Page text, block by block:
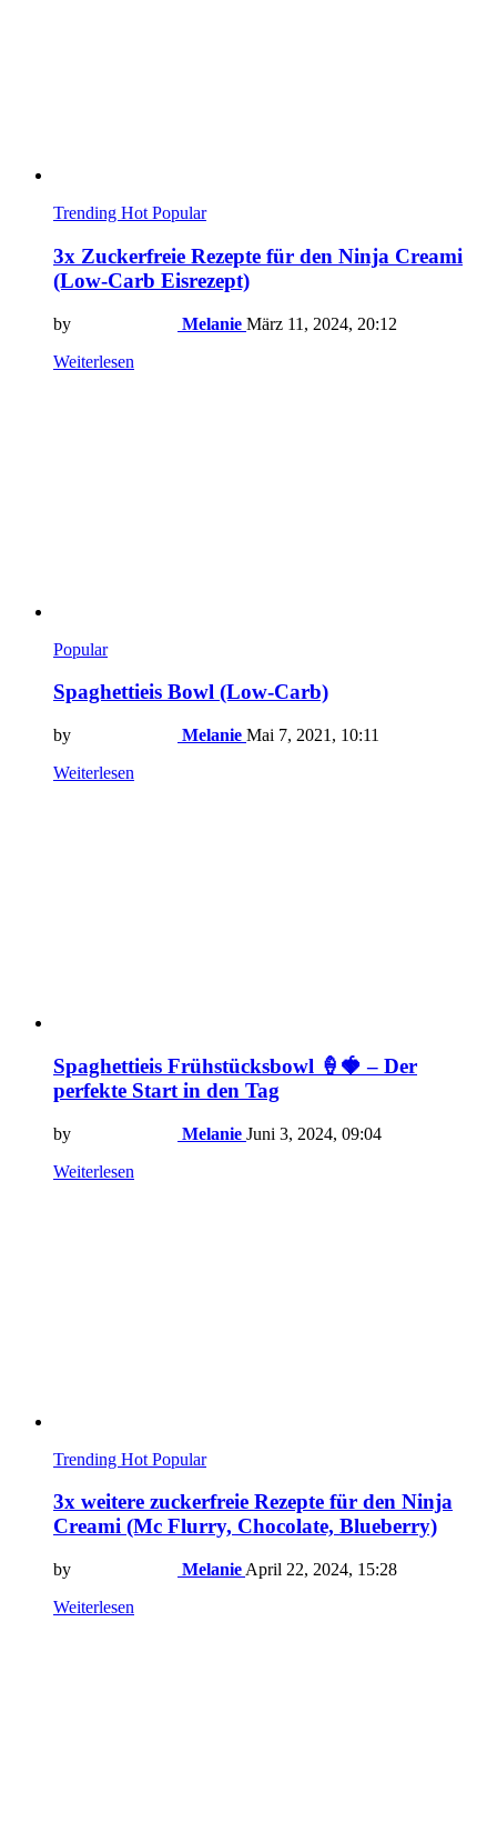
Trending Hot Popular
3x Zuckerfreie Rezepte für den Ninja Creami
(Low-Carb Eisrezept)
by Melanie März 11, 2024, 20:12
Weiterlesen
Popular
Spaghettieis Bowl (Low-Carb)
by Melanie Mai 7, 2021, 10:11
Weiterlesen
Spaghettieis Frühstücksbowl 🍦🍓 – Der
perfekte Start in den Tag
by Melanie Juni 3, 2024, 09:04
Weiterlesen
Trending Hot Popular
3x weitere zuckerfreie Rezepte für den Ninja
Creami (Mc Flurry, Chocolate, Blueberry)
by Melanie April 22, 2024, 15:28
Weiterlesen